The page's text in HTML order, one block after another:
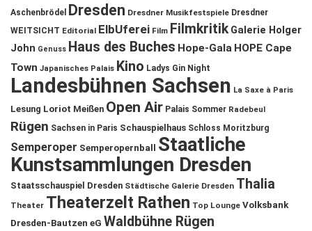
Aschenbrödel
Dresden Dresdner Musikfestspiele Dresdner
WEITSICHT Editorial ElbUferei Film Filmkritik Galerie Holger
John Genuss Haus des Buches Hope-Gala HOPE Cape
Town Japanisches Palais Kino Ladys Gin Night
Landesbühnen Sachsen La Saxe à Paris
Lesung Loriot Meißen Open Air Palais Sommer Radebeul
Rügen Sachsen in Paris Schauspielhaus Schloss Moritzburg
Semperoper Semperopernball
Staatliche
Kunstsammlungen Dresden
Staatsschauspiel Dresden Städtische Galerie Dresden Thalia
Theater Theaterzelt Rathen Top Lounge Volksbank
Dresden-Bautzen eG Waldbühne Rügen